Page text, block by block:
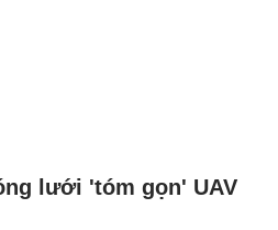
lưới 'tóm gọn' UAV